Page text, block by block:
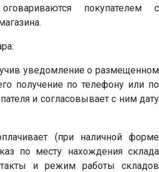
покупателем с
уведомление о размещенном
получение по телефону или по
и согласовывает с ним дату
(при наличной форме
по месту нахождения склада
и режим работы складов